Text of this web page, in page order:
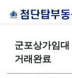
군포상가임
거래완료